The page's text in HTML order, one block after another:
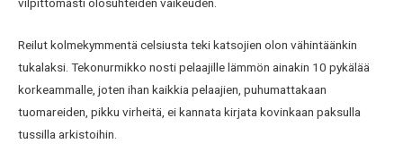
vilpittömästi olosuhteiden vaikeuden.
Reilut kolmekymmentä celsiusta teki katsojien olon vähintäänkin
tukalaksi. Tekonurmikko nosti pelaajille lämmön ainakin 10 pykälää
korkeammalle, joten ihan kaikkia pelaajien, puhumattakaan
tuomareiden, pikku virheitä, ei kannata kirjata kovinkaan paksulla
tussilla arkistoihin.